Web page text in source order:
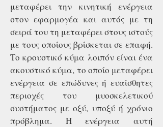
μεταφέρει την κινητική ενέργεια
στον εφαρμογέα και αυτός με τη
σειρά του τη μεταφέρει στους ιστούς
με τους οποίους βρίσκεται σε επαφή.
Το κρουστικό κύμα λοιπόν είναι ένα
ακουστικό κύμα, το οποίο μεταφέρει
ενέργεια σε επώδυνες ή ευαίσθητες
περιοχές του μυοσκελετικού
συστήματος με οξύ, υποξύ ή χρόνιο
πρόβλημα. Η ενέργεια αυτή